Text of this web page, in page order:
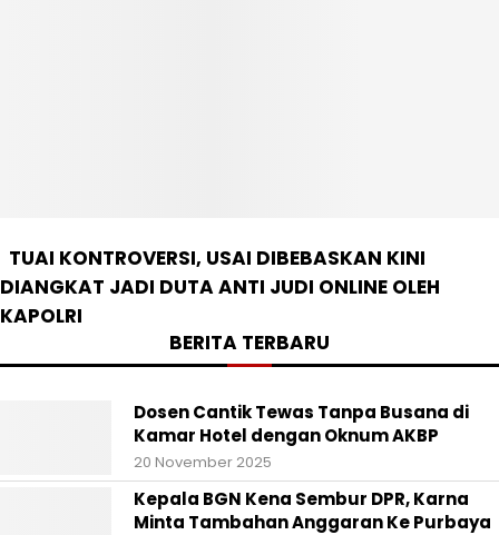
TUAI KONTROVERSI, USAI DIBEBASKAN KINI
DIANGKAT JADI DUTA ANTI JUDI ONLINE OLEH
KAPOLRI
BERITA TERBARU
Dosen Cantik Tewas Tanpa Busana di
Kamar Hotel dengan Oknum AKBP
20 November 2025
Kepala BGN Kena Sembur DPR, Karna
Minta Tambahan Anggaran Ke Purbaya